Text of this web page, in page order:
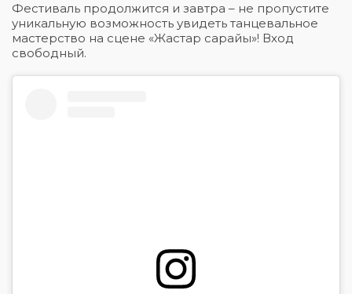
Фестиваль продолжится и завтра – не пропустите
уникальную возможность увидеть танцевальное
мастерство на сцене «Жастар сарайы»! Вход
свободный.